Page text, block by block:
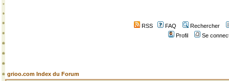
RSS FAQ
Rechercher
Profil
Se
grioo.com Index du Forum